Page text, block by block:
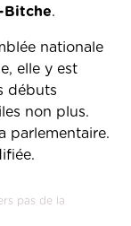
Bitche.
nationale
elle y est
débuts
non plus.
parlementaire.
pas de la